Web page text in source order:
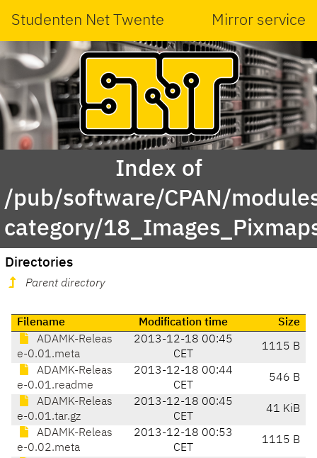
Studenten Net Twente Mirror service
Index of
/pub/software/CPAN/
category/
Directories
Parent directory
Filename Modification time
Size
ADAMK-Releas
e-0.01.meta
2013-12-18 00:45
CET
1115 B
ADAMK-Releas
e-0.01.readme
2013-12-18 00:44
CET
546 B
ADAMK-Releas
e-0.01.tar.gz
2013-12-18 00:45
CET
41 KiB
ADAMK-Releas
e-0.02.meta
2013-12-18 00:53
CET
1115 B